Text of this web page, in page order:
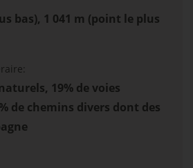
bas), 1 041 m (point le plus
19% de voies
de chemins divers dont des